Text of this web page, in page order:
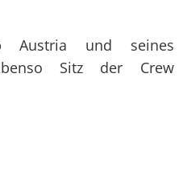
Austria und seines
Sitz der Crew